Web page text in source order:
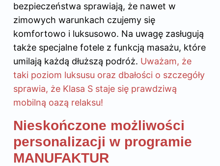
bezpieczeństwa sprawiają, że nawet w
zimowych warunkach czujemy się
komfortowo i luksusowo. Na uwagę zasługują
także specjalne fotele z funkcją masażu, które
umilają każdą dłuższą podróż. Uważam, że
taki poziom luksusu oraz dbałości o szczegóły
sprawia, że Klasa S staje się prawdziwą
mobilną oazą relaksu!
Nieskończone możliwości
personalizacji w programie
MANUFAKTUR